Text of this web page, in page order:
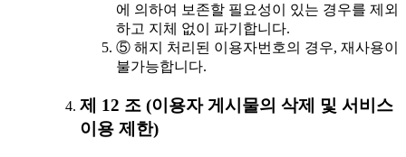
에 의하여 보존할 필요성이 있는 경우를 제외
하고 지체 없이 파기합니다.
⑤ 해지 처리된 이용자번호의 경우, 재사용이
불가능합니다.
제 12 조 (이용자 게시물의 삭제 및 서비스
이용 제한)